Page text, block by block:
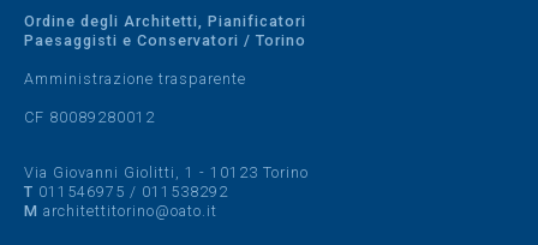
Ordine degli Architetti, Pianificatori
Paesaggisti e Conservatori / Torino
Amministrazione trasparente
CF 80089280012
Via Giovanni Giolitti, 1 - 10123 Torino
T 011546975 / 011538292
M architettitorino@oato.it